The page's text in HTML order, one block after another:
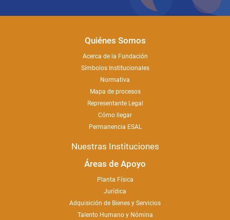
Quiénes Somos
Acerca de la Fundación
Símbolos Institucionales
Normativa
Mapa de procesos
Representante Legal
Cómo llegar
Permanencia ESAL
Nuestras Instituciones
Áreas de Apoyo
Planta Física
Jurídica
Adquisición de Bienes y Servicios
Talento Humano y Nómina